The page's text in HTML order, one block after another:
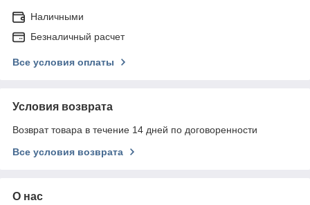
Наличными
Безналичный расчет
Все условия оплаты
Условия возврата
Возврат товара в течение 14 дней по договоренности
Все условия возврата
О нас